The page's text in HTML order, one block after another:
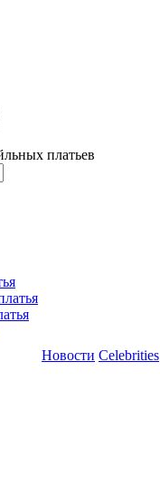
платьев
Новости Celebrities